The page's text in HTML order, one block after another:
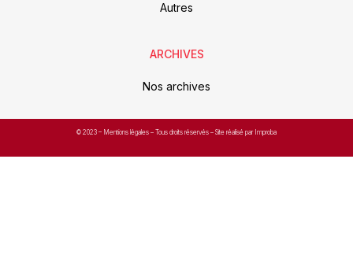
Autres
ARCHIVES
Nos archives
© 2023 – Mentions légales – Tous droits réservés – Site réalisé par Improba